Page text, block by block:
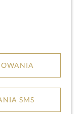
SMS